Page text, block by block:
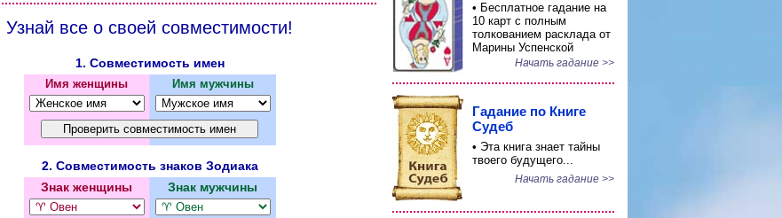
Узнай все о своей совместимости!
1. Совместимость имен
Имя женщины Имя мужчины
2. Совместимость знаков Зодиака
Знак женщины
Знак мужчины
• Бесплатное гадание на
10 карт с полным
толкованием расклада от
Марины Успенской
Начать гадание >>
Гадание по Книге
Судеб
• Эта книга знает тайны
твоего будущего...
Начать гадание >>